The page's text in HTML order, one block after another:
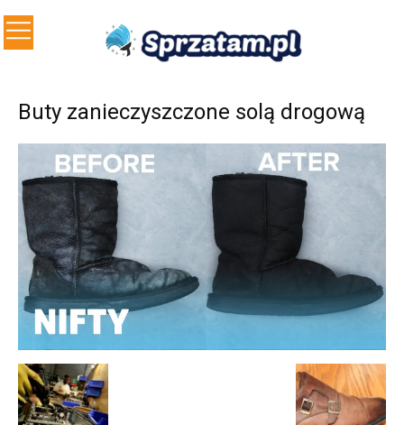
Buty zanieczyszczone solą drogową